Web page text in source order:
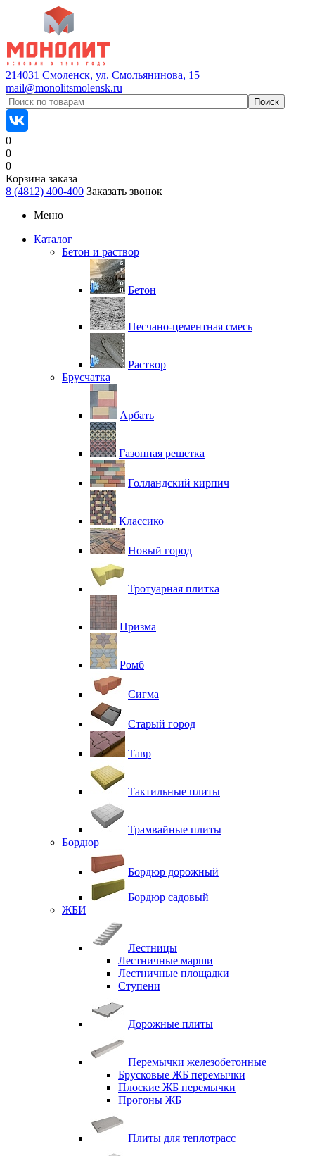
214031 Смоленск, ул. Смольянинова, 15
mail@monolitsmolensk.ru
0
0
0
Корзина заказа
8 (4812) 400-400 Заказать звонок
Меню
Каталог
Бетон и раствор
Бетон
Песчано-цементная смесь
Раствор
Брусчатка
Арбать
Газонная решетка
Голландский кирпич
Классико
Новый город
Тротуарная плитка
Призма
Ромб
Сигма
Старый город
Тавр
Тактильные плиты
Трамвайные плиты
Бордюр
Бордюр дорожный
Бордюр садовый
ЖБИ
Лестницы
Лестничные марши
Лестничные площадки
Ступени
Дорожные плиты
Перемычки железобетонные
Брусковые ЖБ перемычки
Плоские ЖБ перемычки
Прогоны ЖБ
Плиты для теплотрасс